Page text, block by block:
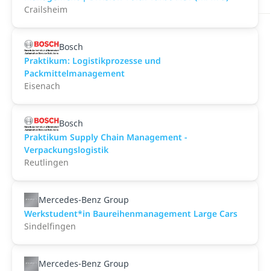
Crailsheim
Bosch
Praktikum: Logistikprozesse und
Packmittelmanagement
Eisenach
Bosch
Praktikum Supply Chain Management -
Verpackungslogistik
Reutlingen
Mercedes-Benz Group
Werkstudent*in Baureihenmanagement Large Cars
Sindelfingen
Mercedes-Benz Group